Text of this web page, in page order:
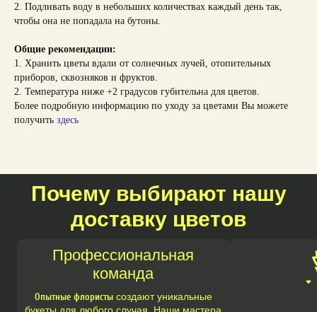
2. Подливать воду в небольших количествах каждый день так,
чтобы она не попадала на бутоны.
Общие рекомендации:
1. Хранить цветы вдали от солнечных лучей, отопительных
приборов, сквозняков и фруктов.
2. Температура ниже +2 градусов губительна для цветов.
Более подробную информацию по уходу за цветами Вы можете
получить здесь
Почему выбирают нашу
доставку цветов
Профессиональная
команда
Опытные флористысоздают уникальные
букеты для любого случая. Наши мастера